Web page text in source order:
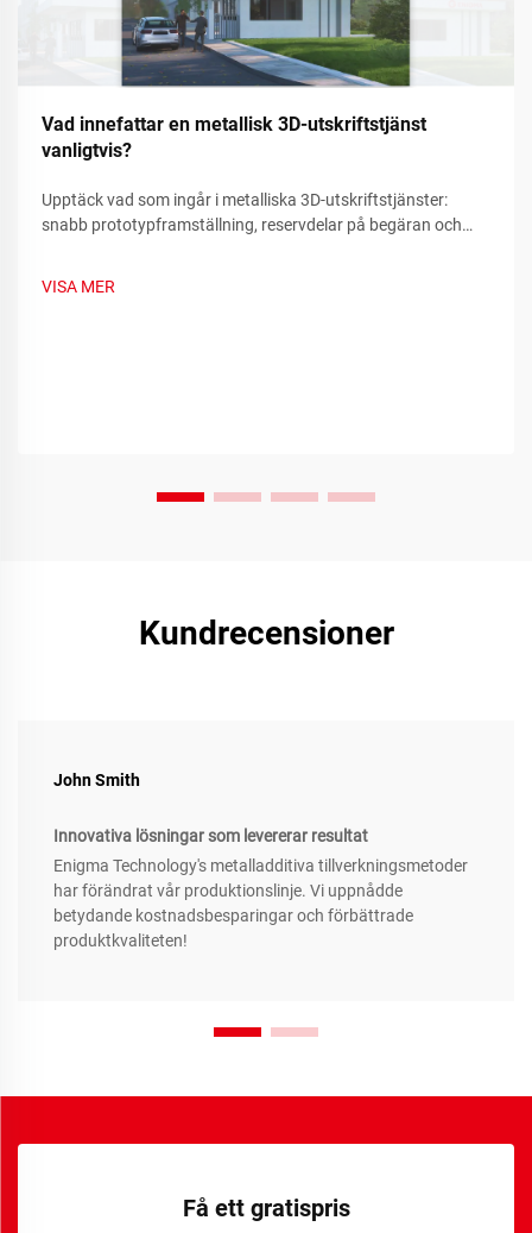
Vad innefattar en metallisk 3D-utskriftstjänst
vanligtvis?
Upptäck vad som ingår i metalliska 3D-utskriftstjänster:
snabb prototypframställning, reservdelar på begäran och
VISA MER
Kundrecensioner
John Smith
Innovativa lösningar som levererar resultat
Enigma Technology's metalladditiva tillverkningsmetoder
har förändrat vår produktionslinje. Vi uppnådde
betydande kostnadsbesparingar och förbättrade
produktkvaliteten!
Få ett gratispris